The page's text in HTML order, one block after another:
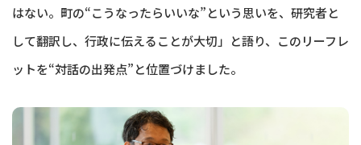
はない。町の“こうなったらいいな”という思いを、研究者と
して翻訳し、行政に伝えることが大切」と語り、このリーフレ
ットを“対話の出発点”と位置づけました。